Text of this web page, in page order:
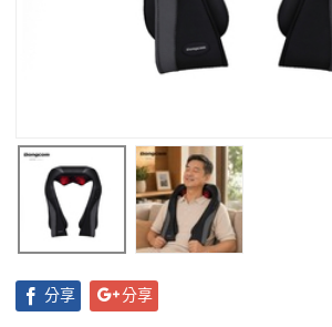
分享 分享